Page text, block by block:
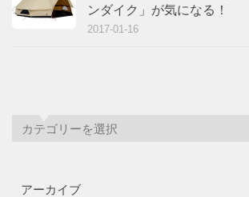
ンダイク」が気になる！
2017-01-16
アーカイブ